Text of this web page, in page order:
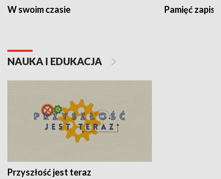
W swoim czasie Pamięć
NAUKA I EDUKACJA
Przyszłość jest teraz